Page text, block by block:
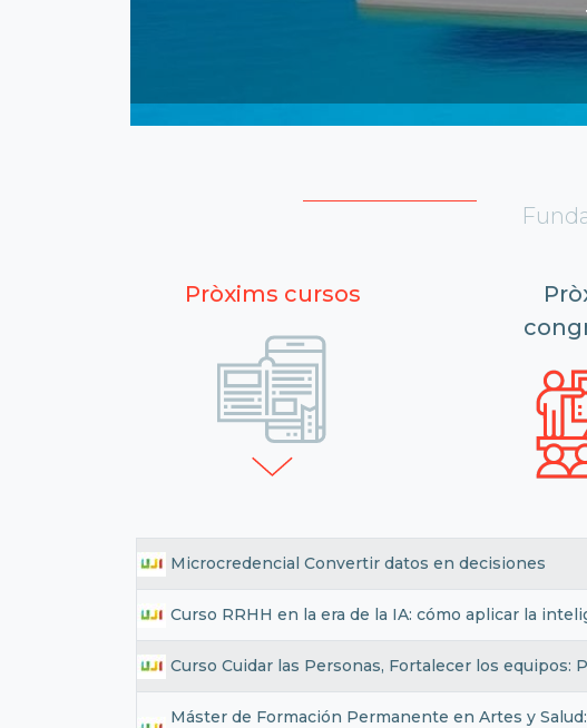
L'empresa
Amb esta nova
Pròxims cursos
Microcredencial Convertir datos en decisiones
Curso RRHH en la era de la IA: cómo aplicar la
Curso Cuidar las Personas, Fortalecer los equipos:
Máster de Formación Permanente en Artes y